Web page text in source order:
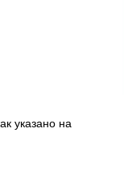
указано на